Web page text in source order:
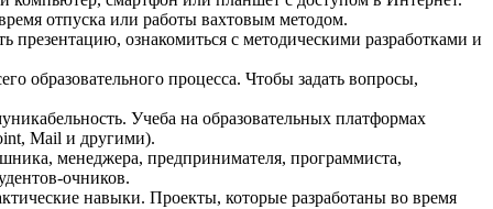
отпуска или работы вахтовым методом.
презентацию, ознакомиться с методическими разработками и
образовательного процесса. Чтобы задать вопросы,
Учеба на образовательных платформах
Mail и другими).
менеджера, предпринимателя, программиста,
очников.
навыки. Проекты, которые разработаны во время